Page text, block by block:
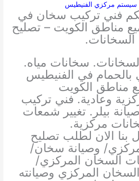
سيستم مركزي الفنيطيس
فني تركيب سخان في
مناطق الكويت – تصليح
السخانات.
سخانات مياه.
في الفنيطيس
مناطق الكويت
وعادية. فني تركيب
بيلر. تغيير شمعات
مركزية.
بنا الان لطلب تصليح
وصيانة سخان/
السخان المركزي/
المركزي وصيانته